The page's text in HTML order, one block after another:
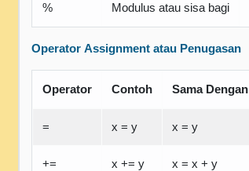
% Modulus atau sisa bagi
Operator Assignment atau Penugasan
Operator Contoh Sama Dengan
= x = y x = y
+= x += y x = x + y